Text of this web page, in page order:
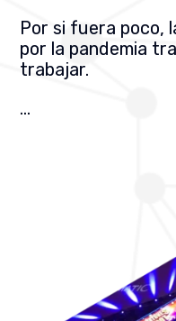
Por si fuera poco,
por la pandemia
trabajar.
…